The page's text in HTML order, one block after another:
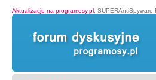
Aktualizacje na programosy.pl: SUPERAntiSpyware